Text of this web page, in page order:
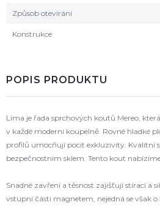
Způsob otevírání
Konstrukce
POPIS PRODUKTU
Lima je řada sprchových koutů Mereo,
v každé moderní koupelně. Rovné hladké
profilů umocňují pocit exkluzivity. Kvalitní
bezpečnostním sklem. Tento kout
Snadné zavření a těsnost zajišťují stírací a
vstupní části magnetem, nejedná se však